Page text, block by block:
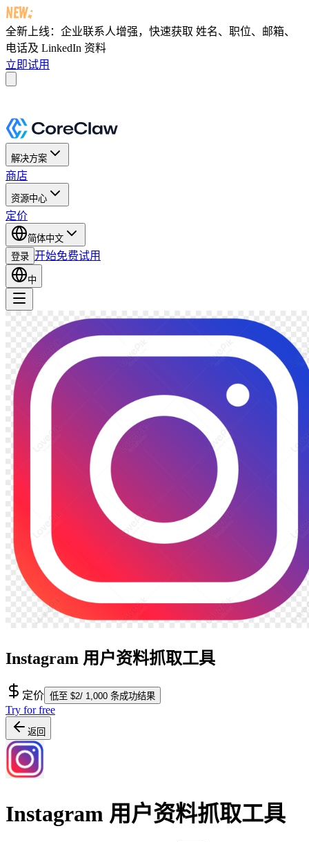
全新上线：企业联系人增强，快速获取 姓名、职位、邮箱、
电话及 LinkedIn 资料
立即试用
解决方案
商店
资源中心
定价
简体中文
登录 开始免费试用
中
Instagram 用户资料抓取工具
定价 低至 $2/ 1,000 条成功结果
Try for free
返回
Instagram 用户资料抓取工具